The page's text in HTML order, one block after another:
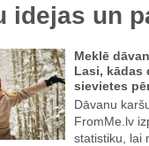
idejas un
Meklē
Lasi, kādas
sievietes
Dāvanu
FromMe.lv
statistiku, lai